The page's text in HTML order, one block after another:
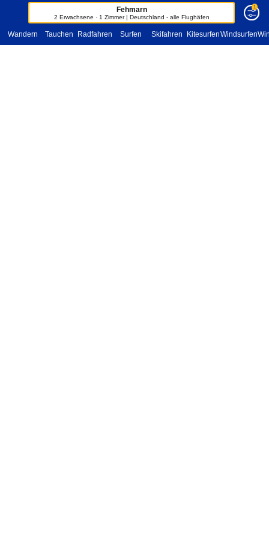
Fehmarn
2 Erwachsene · 1 Zimmer | Deutschland - alle Flughäfen
1
Wandern Tauchen Radfahren Surfen Skifahren KitesurfenWindsurfen